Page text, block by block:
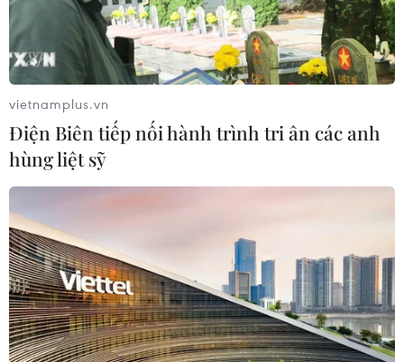
vietnamplus.vn
Điện Biên tiếp nối hành trình tri ân các anh
hùng liệt sỹ